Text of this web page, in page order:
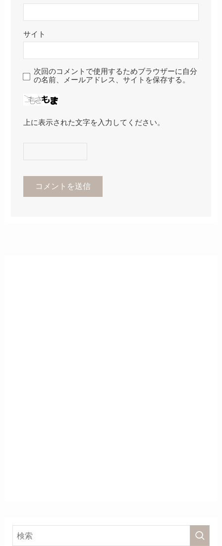
サイト
次回のコメントで使用するためブラウザーに自分
の名前、メールアドレス、サイトを保存する。
上に表示された文字を入力してください。